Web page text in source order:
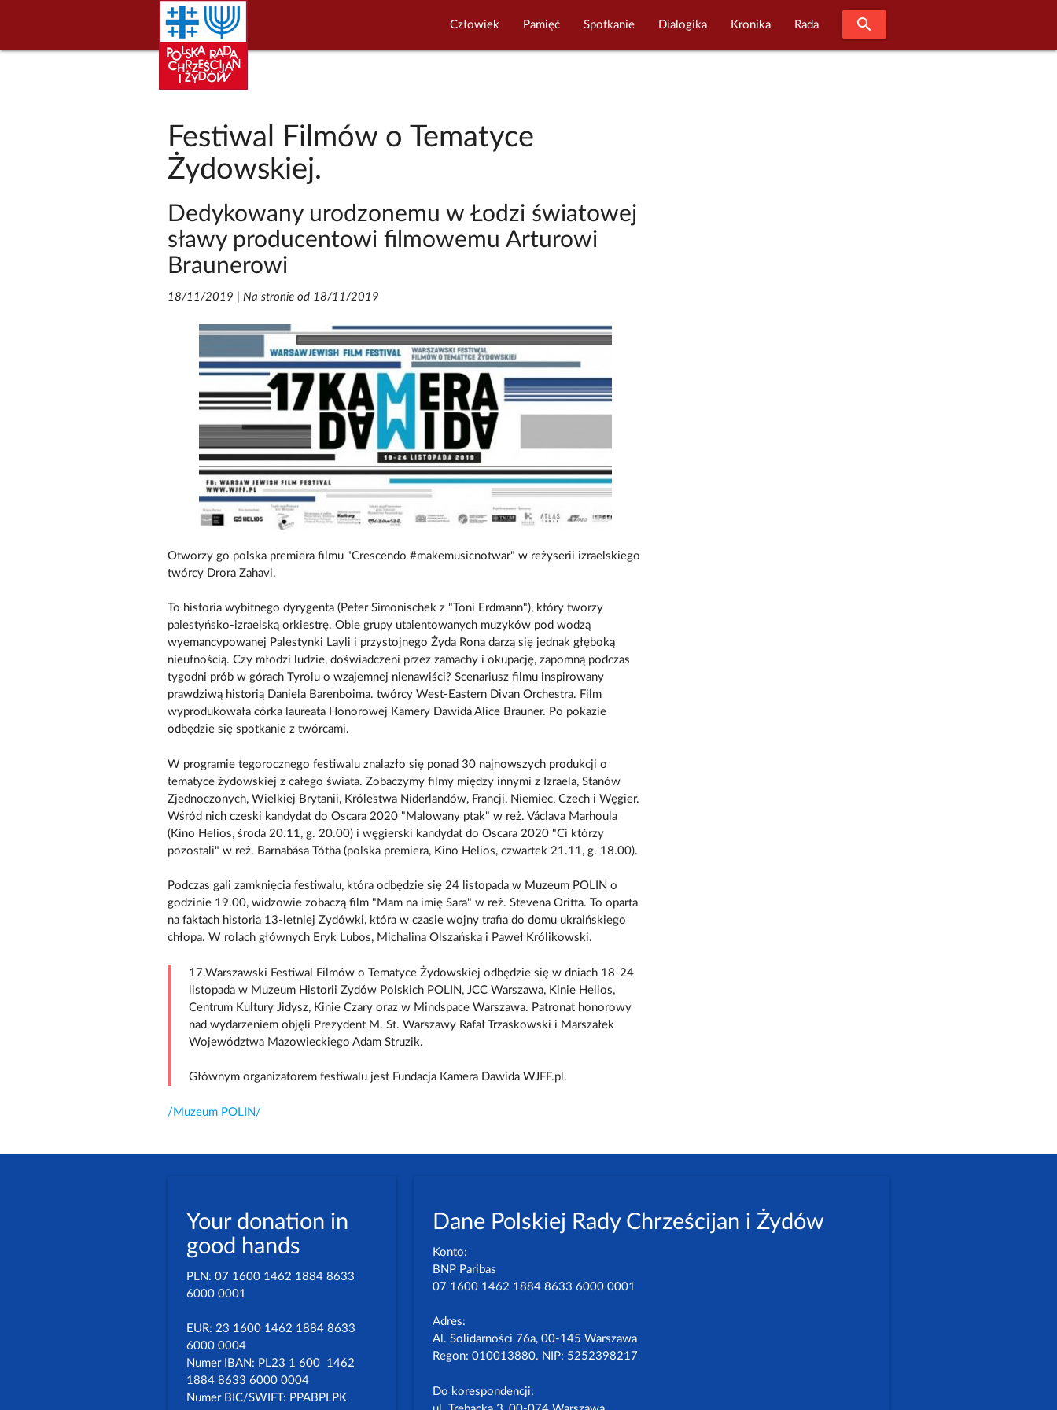
Człowiek Pamięć Spotkanie Dialogika Kronika Rada search
Festiwal Filmów o Tematyce
Żydowskiej.
Dedykowany urodzonemu w Łodzi światowej
sławy producentowi filmowemu Arturowi
Braunerowi
18/11/2019 Na stronie od 18/11/2019
Otworzy go polska premiera filmu "Crescendo #makemusicnotwar" w reżyserii izraelskiego
twórcy Drora Zahavi.
To historia wybitnego dyrygenta (Peter Simonischek z "Toni Erdmann"), który tworzy
palestyńsko-izraelską orkiestrę. Obie grupy utalentowanych muzyków pod wodzą
wyemancypowanej Palestynki Layli i przystojnego Żyda Rona darzą się jednak głęboką
nieufnością. Czy młodzi ludzie, doświadczeni przez zamachy i okupację, zapomną podczas
tygodni prób w górach Tyrolu o wzajemnej nienawiści? Scenariusz filmu inspirowany
prawdziwą historią Daniela Barenboima. twórcy West-Eastern Divan Orchestra. Film
wyprodukowała córka laureata Honorowej Kamery Dawida Alice Brauner. Po pokazie
odbędzie się spotkanie z twórcami.
W programie tegorocznego festiwalu znalazło się ponad 30 najnowszych produkcji o
tematyce żydowskiej z całego świata. Zobaczymy filmy między innymi z Izraela, Stanów
Zjednoczonych, Wielkiej Brytanii, Królestwa Niderlandów, Francji, Niemiec, Czech i Węgier.
Wśród nich czeski kandydat do Oscara 2020 "Malowany ptak" w reż. Václava Marhoula
(Kino Helios, środa 20.11, g. 20.00) i węgierski kandydat do Oscara 2020 "Ci którzy
pozostali" w reż. Barnabása Tótha (polska premiera, Kino Helios, czwartek 21.11, g. 18.00).
Podczas gali zamknięcia festiwalu, która odbędzie się 24 listopada w Muzeum POLIN o
godzinie 19.00, widzowie zobaczą film "Mam na imię Sara" w reż. Stevena Oritta. To oparta
na faktach historia 13-letniej Żydówki, która w czasie wojny trafia do domu ukraińskiego
chłopa. W rolach głównych Eryk Lubos, Michalina Olszańska i Paweł Królikowski.
17.Warszawski Festiwal Filmów o Tematyce Żydowskiej odbędzie się w dniach 18-24
listopada w Muzeum Historii Żydów Polskich POLIN, JCC Warszawa, Kinie Helios,
Centrum Kultury Jidysz, Kinie Czary oraz w Mindspace Warszawa. Patronat honorowy
nad wydarzeniem objęli Prezydent M. St. Warszawy Rafał Trzaskowski i Marszałek
Województwa Mazowieckiego Adam Struzik.
Głównym organizatorem festiwalu jest Fundacja Kamera Dawida WJFF.pl.
/Muzeum POLIN/
Dane Polskiej Rady Chrześcijan i Żydów
Konto:
BNP Paribas
07 1600 1462 1884 8633 6000 0001
Adres:
Al. Solidarności 76a, 00-145 Warszawa
Regon: 010013880. NIP: 5252398217
Do korespondencji:
Your donation in
good hands
PLN: 07 1600 1462 1884 8633
6000 0001
EUR: 23 1600 1462 1884 8633
6000 0004
Numer IBAN: PL23 1 600 1462
1884 8633 6000 0004
Numer BIC/SWIFT: PPABPLPK